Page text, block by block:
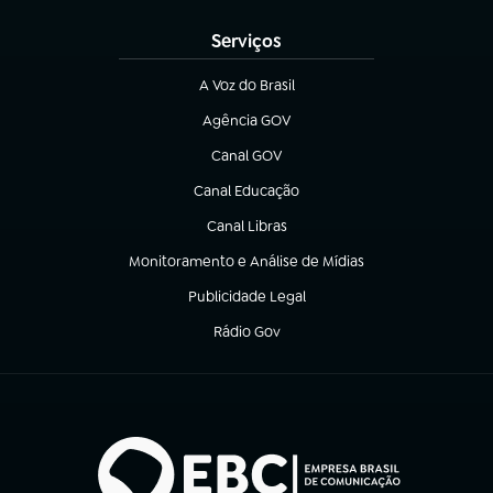
Serviços
A Voz do Brasil
(abre em nova aba)
Agência GOV
(abre em nova aba)
Canal GOV
(abre em nova aba)
Canal Educação
(abre em nova aba)
Canal Libras
(abre em nova aba)
Monitoramento e Análise de Mídias
(abre em nova aba)
Publicidade Legal
(abre em nova aba)
Rádio Gov
(abre em nova aba)